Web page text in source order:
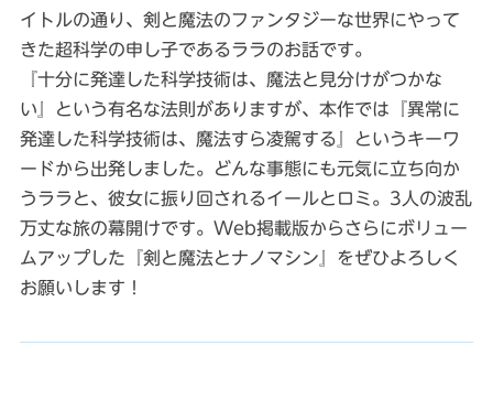
イトルの通り、剣と魔法のファンタジーな世界にやって
きた超科学の申し子であるララのお話です。
『十分に発達した科学技術は、魔法と見分けがつかな
い』という有名な法則がありますが、本作では『異常に
発達した科学技術は、魔法すら凌駕する』というキーワ
ードから出発しました。どんな事態にも元気に立ち向か
うララと、彼女に振り回されるイールとロミ。3人の波乱
万丈な旅の幕開けです。Web掲載版からさらにボリュー
ムアップした『剣と魔法とナノマシン』をぜひよろしく
お願いします！